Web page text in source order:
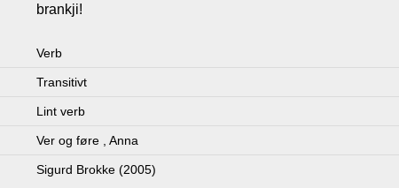
brankji!
Verb
Transitivt
Lint verb
Ver og føre, Anna
Sigurd Brokke (2005)